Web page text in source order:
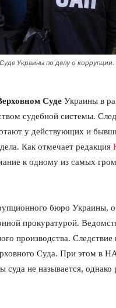
Украины по делу о коррупции.
Суде Украины в
судебной системы.
у действующих и
Как отмечает редакция
к одному из самых
бюро Украины,
прокуратурой.
производства. Следствие
Суда. При этом в
не называется, однако